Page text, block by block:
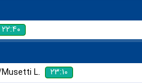
۲۲:۴۰
L. ۲۳:۱۰